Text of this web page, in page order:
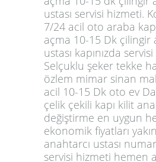
ustası servisi hizmeti.
7/24 acil oto araba
açma 10-15 Dk çilingir
ustası kapınızda
Selçuklu şeker tekke
özlem mimar sinan
acil 10-15 Dk oto ev
çelik çekili kapı kilit
değiştirme en uygun
ekonomik fiyatları
anahtarcı ustası
servisi hizmeti hemen